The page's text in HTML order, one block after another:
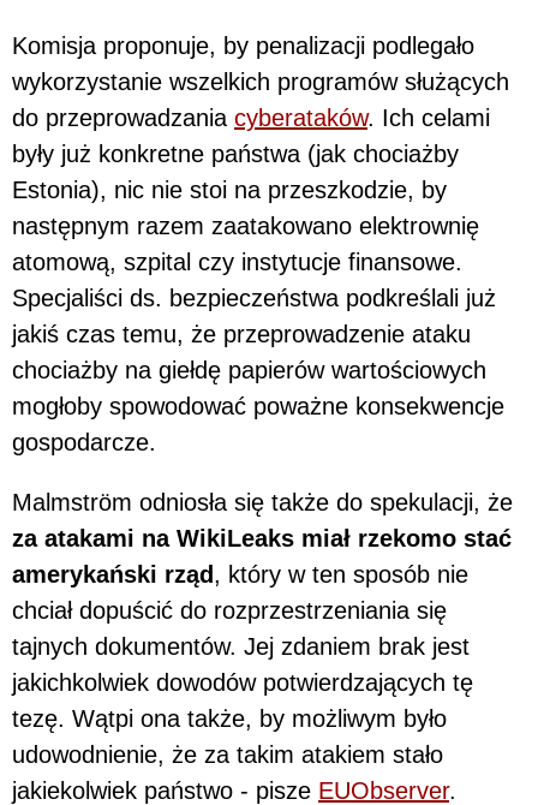
Komisja proponuje, by penalizacji podlegało
wykorzystanie wszelkich programów służących
do przeprowadzania cyberataków. Ich celami
były już konkretne państwa (jak chociażby
Estonia), nic nie stoi na przeszkodzie, by
następnym razem zaatakowano elektrownię
atomową, szpital czy instytucje finansowe.
Specjaliści ds. bezpieczeństwa podkreślali już
jakiś czas temu, że przeprowadzenie ataku
chociażby na giełdę papierów wartościowych
mogłoby spowodować poważne konsekwencje
gospodarcze.
Malmström odniosła się także do spekulacji, że
za atakami na WikiLeaks miał rzekomo stać
amerykański rząd, który w ten sposób nie
chciał dopuścić do rozprzestrzeniania się
tajnych dokumentów. Jej zdaniem brak jest
jakichkolwiek dowodów potwierdzających tę
tezę. Wątpi ona także, by możliwym było
udowodnienie, że za takim atakiem stało
jakiekolwiek państwo - pisze EUObserver.